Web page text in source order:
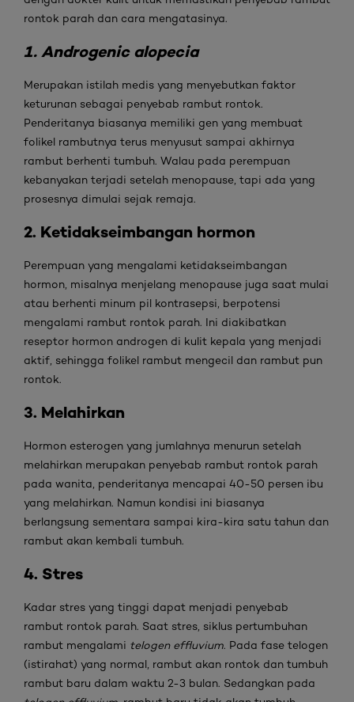
rontok parah dan cara mengatasinya.
1. Androgenic alopecia
Merupakan istilah medis yang menyebutkan faktor
keturunan sebagai penyebab rambut rontok.
Penderitanya biasanya memiliki gen yang membuat
folikel rambutnya terus menyusut sampai akhirnya
rambut berhenti tumbuh. Walau pada perempuan
kebanyakan terjadi setelah menopause, tapi ada yang
prosesnya dimulai sejak remaja.
2. Ketidakseimbangan hormon
Perempuan yang mengalami ketidakseimbangan
hormon, misalnya menjelang menopause juga saat mulai
atau berhenti minum pil kontrasepsi, berpotensi
mengalami rambut rontok parah. Ini diakibatkan
reseptor hormon androgen di kulit kepala yang menjadi
aktif, sehingga folikel rambut mengecil dan rambut pun
rontok.
3. Melahirkan
Hormon esterogen yang jumlahnya menurun setelah
melahirkan merupakan penyebab rambut rontok parah
pada wanita, penderitanya mencapai 40-50 persen ibu
yang melahirkan. Namun kondisi ini biasanya
berlangsung sementara sampai kira-kira satu tahun dan
rambut akan kembali tumbuh.
4. Stres
Kadar stres yang tinggi dapat menjadi penyebab
rambut rontok parah. Saat stres, siklus pertumbuhan
rambut mengalami telogen effluvium. Pada fase telogen
(istirahat) yang normal, rambut akan rontok dan tumbuh
rambut baru dalam waktu 2-3 bulan. Sedangkan pada